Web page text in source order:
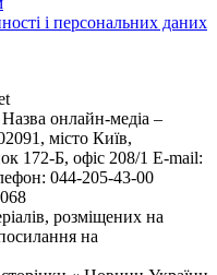
і персональних даних
онлайн-медіа –
місто Київ,
Б, офіс 208/1 E-mail:
044-205-43-00
розміщених на
на